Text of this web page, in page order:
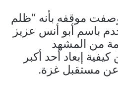
موقفه بأنه “ظلم
باسم أبو أنس عزيز
من المشهد
إبعاد أحد أكبر
عن مستقبل غزة.